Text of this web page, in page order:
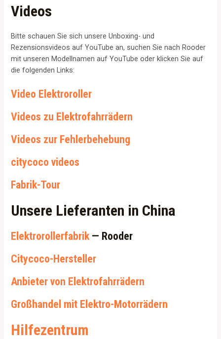
Videos
Bitte schauen Sie sich unsere Unboxing- und
Rezensionsvideos auf YouTube an, suchen Sie nach Rooder
mit unseren Modellnamen auf YouTube oder klicken Sie auf
die folgenden Links:
Video Elektroroller
Videos zu Elektrofahrrädern
Videos zur Fehlerbehebung
citycoco videos
Fabrik-Tour
Unsere Lieferanten in China
Elektrorollerfabrik — Rooder
Citycoco-Hersteller
Anbieter von Elektrofahrrädern
Großhandel mit Elektro-Motorrädern
Hilfezentrum